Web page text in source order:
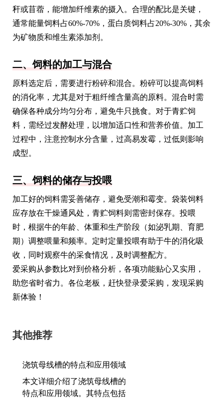
秆或苜蓿，能增加纤维素的摄入。合理的配比是关键，
通常能量饲料占60%-70%，蛋白质饲料占20%-30%，其余
为矿物质和维生素添加剂。
二、饲料的加工与混合
原料选定后，需要进行粉碎和混合。粉碎可以提高饲料
的消化率，尤其是对于粗纤维含量高的原料。混合时需
确保各种成分均匀分布，避免牛只挑食。对于青贮饲
料，需经过发酵处理，以增加适口性和营养价值。加工
过程中，注意控制水分含量，过高易发霉，过低则影响
成型。
三、饲料的储存与投喂
加工好的饲料需妥善储存，避免受潮和霉变。袋装饲料
应存放在干燥通风处，青贮饲料则需密封保存。投喂
时，根据牛的年龄、体重和生产阶段（如泌乳期、育肥
期）调整喂量和频率。定时定量投喂有助于牛的消化吸
收，同时观察牛的采食情况，及时调整配方。
爱采购从参数比对到价格分析，各项功能贴心又实用，
助您省时省力。各位老板，赶快登录爱采购，发现采购
新体验！
其他推荐
浇筑母线槽的特点和应用领域
本文详细介绍了浇筑母线槽的
特点和应用领域。其特点包括